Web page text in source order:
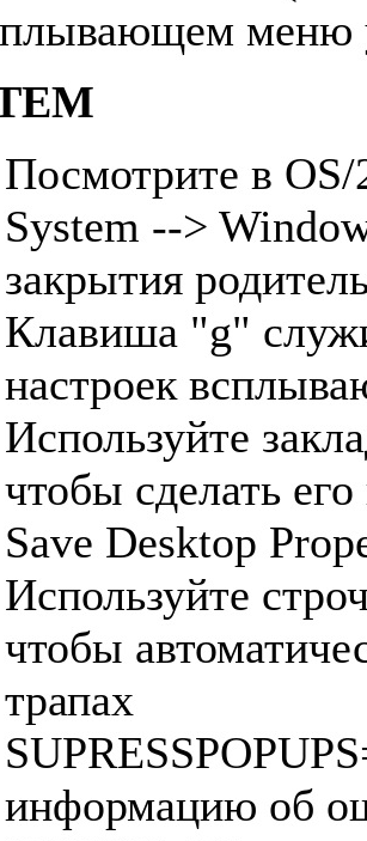
меню
Посмотрите в
System -->
закрытия
Клавиша "g"
настроек
Используйте
чтобы сделать
Save Desktop
Используйте
чтобы
трапах
информацию об